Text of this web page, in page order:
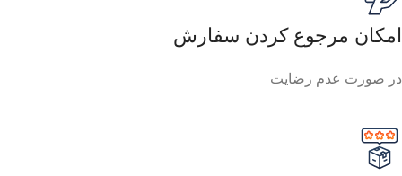
امکان مرجوع کردن سفارش
در صورت عدم رضایت